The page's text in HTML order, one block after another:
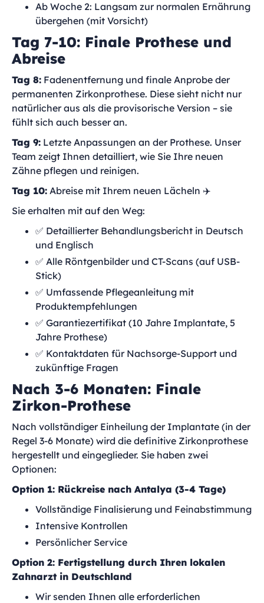
Ab Woche 2: Langsam zur normalen Ernährung
übergehen (mit Vorsicht)
Tag 7-10: Finale Prothese und
Abreise
Tag 8: Fadenentfernung und finale Anprobe der
permanenten Zirkonprothese. Diese sieht nicht nur
natürlicher aus als die provisorische Version – sie
fühlt sich auch besser an.
Tag 9: Letzte Anpassungen an der Prothese. Unser
Team zeigt Ihnen detailliert, wie Sie Ihre neuen
Zähne pflegen und reinigen.
Tag 10: Abreise mit Ihrem neuen Lächeln ✈️
Sie erhalten mit auf den Weg:
✅ Detaillierter Behandlungsbericht in Deutsch
und Englisch
✅ Alle Röntgenbilder und CT-Scans (auf USB-
Stick)
✅ Umfassende Pflegeanleitung mit
Produktempfehlungen
✅ Garantiezertifikat (10 Jahre Implantate, 5
Jahre Prothese)
✅ Kontaktdaten für Nachsorge-Support und
zukünftige Fragen
Nach 3-6 Monaten: Finale
Zirkon-Prothese
Nach vollständiger Einheilung der Implantate (in der
Regel 3-6 Monate) wird die definitive Zirkonprothese
hergestellt und eingeglieder. Sie haben zwei
Optionen:
Option 1: Rückreise nach Antalya (3-4 Tage)
Vollständige Finalisierung und Feinabstimmung
Intensive Kontrollen
Persönlicher Service
Option 2: Fertigstellung durch Ihren lokalen
Zahnarzt in Deutschland
Wir senden Ihnen alle erforderlichen